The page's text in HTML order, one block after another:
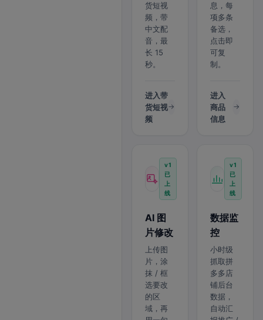
货短视
频，带
中文配
音，最
长 15
秒。
进入带
货短视
频
息，每
项多条
备选，
点击即
可复
制。
进入
商品
信息
v1
已
上
线
AI 图
片修改
上传图
片，涂
抹 / 框
选要改
的区
域，再
v1
已
上
线
数据监
控
小时级
抓取拼
多多店
铺后台
数据，
自动汇